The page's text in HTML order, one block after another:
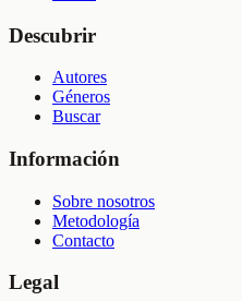
Descubrir
Autores
Géneros
Buscar
Información
Sobre nosotros
Metodología
Contacto
Legal